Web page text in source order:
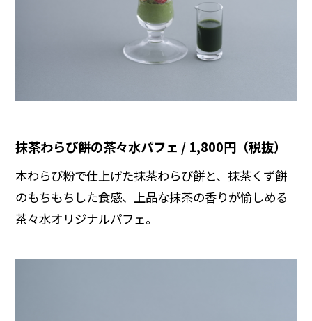
抹茶わらび餅の茶々水パフェ / 1,800円（税抜）
本わらび粉で仕上げた抹茶わらび餅と、抹茶くず餅
のもちもちした食感、上品な抹茶の香りが愉しめる
茶々水オリジナルパフェ。